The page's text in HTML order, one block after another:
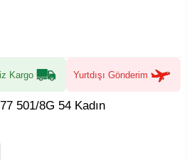
Kargo Yurtdışı Gönderim
501/8G 54 Kadın